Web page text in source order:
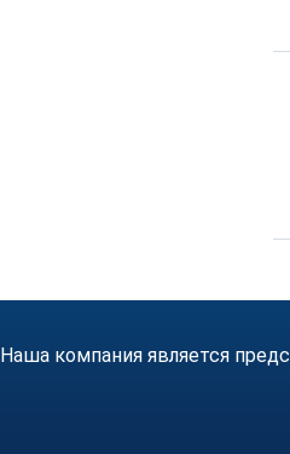
Наша компания является